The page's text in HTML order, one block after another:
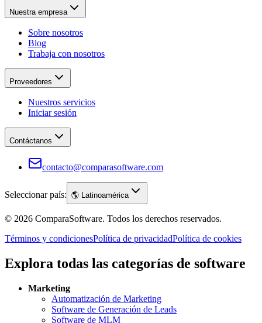
Nuestra empresa
Sobre nosotros
Blog
Trabaja con nosotros
Proveedores
Nuestros servicios
Iniciar sesión
Contáctanos
contacto@comparasoftware.com
Seleccionar país: 🌎 Latinoamérica
© 2026 ComparaSoftware. Todos los derechos reservados.
Términos y condicionesPolítica de privacidadPolítica de cookies
Explora todas las categorías de software
Marketing
Automatización de Marketing
Software de Generación de Leads
Software de MLM